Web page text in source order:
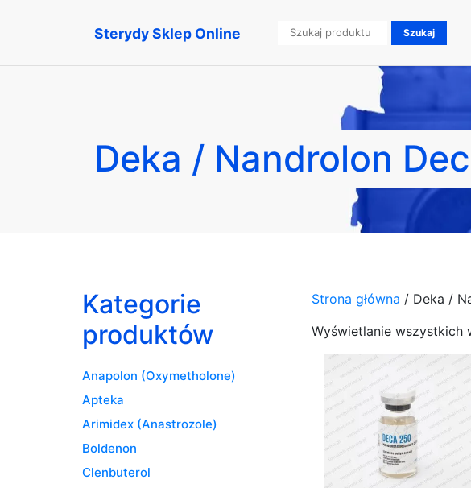
Sterydy Sklep Online
Deka / Nandrolon
Strona główna / Deka /
Wyświetlanie wszystkich
Kategorie
produktów
Anapolon (Oxymetholone)
Apteka
Arimidex (Anastrozole)
Boldenon
Clenbuterol